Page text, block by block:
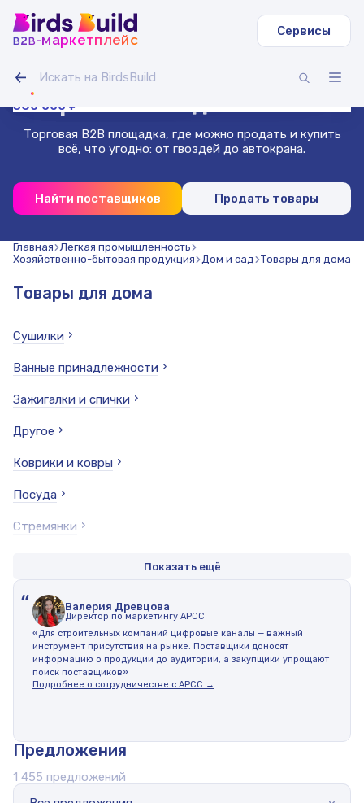
b2b-маркетплейс
Сервисы
Гусеничный экскаватор Volvo EC
11 000 000 ₽
Зерносмесь овес-горох (20 т)
270 000 ₽
Доска сухая строганная 40х140х3000 (1000 шт.)
99 000 ₽
Труба профильная 40х40х2 мм квадратная 3 м (500
шт)
360 000 ₽
Проволока нержавеющая 1.8 мм 50 м
Гибкая битумная черепица, сальса
Маркетплейс
Торговая B2B площадка, где можно продать и купить
всё, что угодно: от гвоздей до автокрана.
Найти поставщиков Продать товары
Главная Легкая промышленность
Хозяйственно-бытовая продукция Дом и сад Товары для дома
Товары для дома
Сушилки
Ванные принадлежности
Зажигалки и спички
Другое
Коврики и ковры
Посуда
Стремянки
Туалетные принадлежности
Товары для праздников
Новогодние товары
Кухонные принадлежности
Пластиковые баки для душа
Показать ещё
“ Валерия Древцова
Директор по маркетингу АРСС
«Для строительных компаний цифровые каналы — важный
инструмент присутствия на рынке. Поставщики доносят
информацию о продукции до аудитории, а закупщики упрощают
поиск поставщиков»
Подробнее о сотрудничестве с АРСС →
Предложения
1 455 предложений